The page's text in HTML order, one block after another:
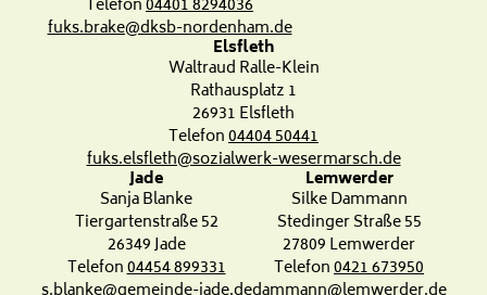
Telefon04401 8294036
fuks.brake@dksb-nordenham.de
Elsfleth
Waltraud Ralle-Klein
Rathausplatz 1
26931 Elsfleth
Telefon04404 50441
fuks.elsfleth@sozialwerk-wesermarsch.de
Jade
Sanja Blanke
Tiergartenstraße 52
26349 Jade
Telefon04454 899331
Lemwerder
Silke Dammann
Stedinger Straße 55
27809 Lemwerder
Telefon0421 673950